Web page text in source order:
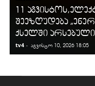
11
შეეზღუდება
ქსელში
tv4 - აგვისტო 10, 2026 18:05